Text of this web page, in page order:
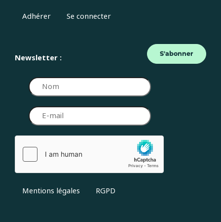
Adhérer
Se connecter
Newsletter : S'abonner
Mentions légales RGPD